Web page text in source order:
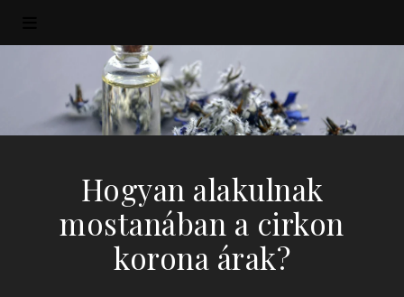
Hogyan alakulnak
mostanában a cirkon
korona árak?